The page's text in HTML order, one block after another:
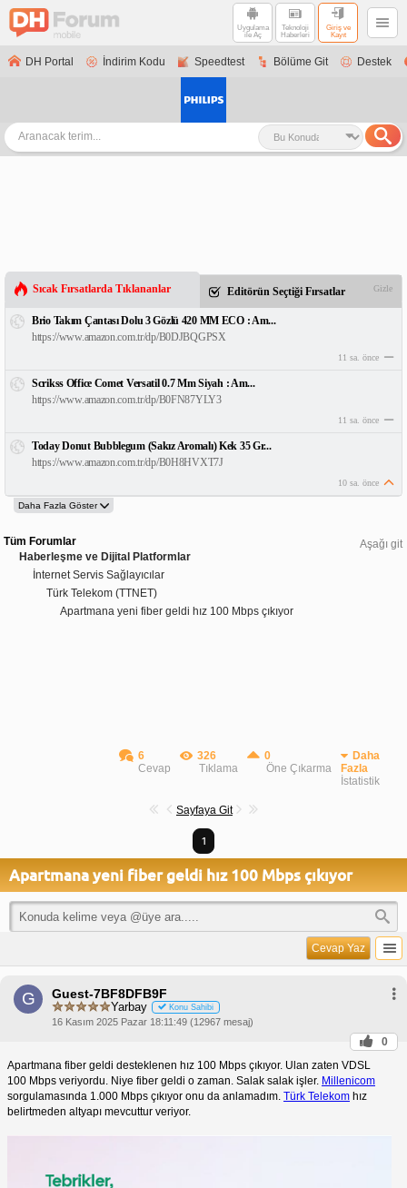
Uygulama
ile Aç
Teknoloji
Haberleri
Giriş ve
Kayıt
DH Portal İndirim Kodu Speedtest Bölüme Git Destek
Sıcak Fırsatlarda Tıklananlar Editörün Seçtiği Fırsatlar Gizle
Brio Takım Çantası Dolu 3 Gözlü 420 MM ECO : Am...
https://www.amazon.com.tr/dp/B0DJBQGPSX
11 sa. önce
Scrikss Office Comet Versatil 0.7 Mm Siyah : Am...
https://www.amazon.com.tr/dp/B0FN87YLY3
11 sa. önce
Today Donut Bubblegum (Sakız Aromalı) Kek 35 Gr...
https://www.amazon.com.tr/dp/B0H8HVXT7J
10 sa. önce
Aşağı git
Tüm Forumlar
Haberleşme ve Dijital Platformlar
İnternet Servis Sağlayıcılar
Türk Telekom (TTNET)
Apartmana yeni fiber geldi hız 100 Mbps çıkıyor
6
Cevap
326
Tıklama
0
Öne Çıkarma
Daha
Fazla
İstatistik
Sayfaya Git
1
Apartmana yeni fiber geldi hız 100 Mbps çıkıyor
Cevap Yaz
G Guest-7BF8DFB9F
Yarbay Konu Sahibi
16 Kasım 2025 Pazar 18:11:49 (12967 mesaj)
0
Apartmana fiber geldi desteklenen hız 100 Mbps çıkıyor. Ulan zaten VDSL
100 Mbps veriyordu. Niye fiber geldi o zaman. Salak salak işler. Millenicom
sorgulamasında 1.000 Mbps çıkıyor onu da anlamadım. Türk Telekom hız
belirtmeden altyapı mevcuttur veriyor.